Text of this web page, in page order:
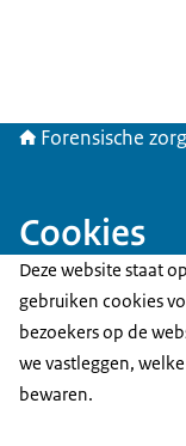
Forensische zorg
Cookies
Deze website staat
gebruiken cookies
bezoekers op de
we vastleggen,
bewaren.